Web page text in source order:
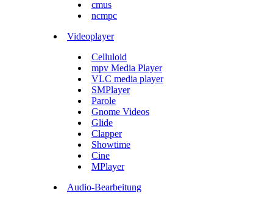
cmus
ncmpc
Videoplayer
Celluloid
mpv Media Player
VLC media player
SMPlayer
Parole
Gnome Videos
Glide
Clapper
Showtime
Cine
MPlayer
Audio-Bearbeitung